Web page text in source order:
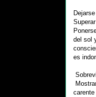
del sol
es